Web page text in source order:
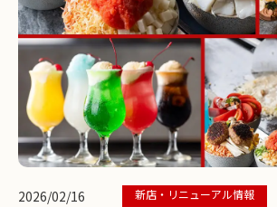
2026/02/16 新店・リニューアル情報